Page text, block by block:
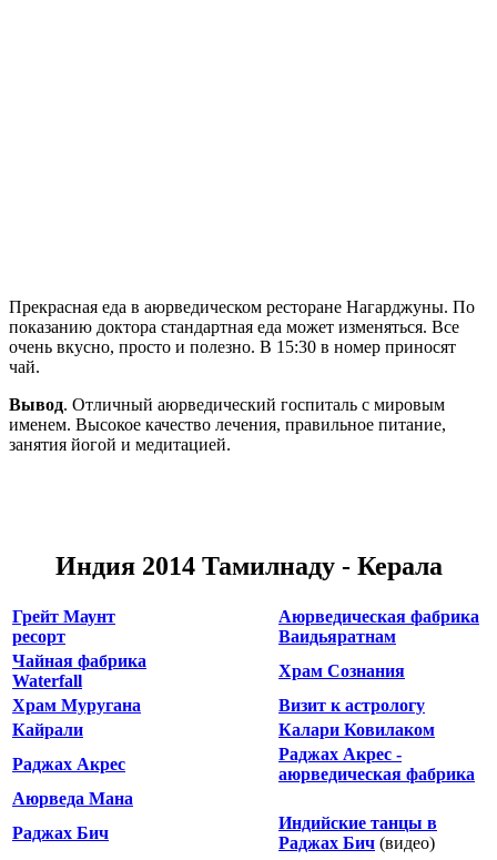
Прекрасная еда в аюрведическом ресторане Нагарджуны. По
показанию доктора стандартная еда может изменяться. Все
очень вкусно, просто и полезно. В 15:30 в номер приносят
чай.
Вывод. Отличный аюрведический госпиталь с мировым
именем. Высокое качество лечения, правильное питание,
занятия йогой и медитацией.
Индия 2014 Тамилнаду - Керала
Грейт Маунт
ресорт
Аюрведическая фабрика
Ваидьяратнам
Чайная фабрика
Waterfall
Храм Сознания
Храм Муругана
Визит к астрологу
Кайрали
Калари Ковилаком
Раджах Акрес
Раджах Акрес -
аюрведическая фабрика
Аюрведа Мана
Раджах Бич
Индийские танцы в
Раджах Бич (видео)